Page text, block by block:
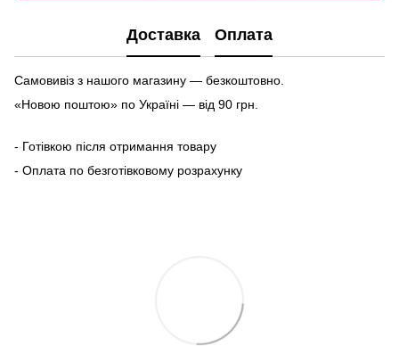
Доставка Оплата
Самовивіз з нашого магазину — безкоштовно.
«Новою поштою» по Україні — від 90 грн.
- Готівкою після отримання товару
- Оплата по безготівковому розрахунку